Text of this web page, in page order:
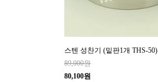
스텐 성찬기 (밑판1개 THS-50)
89,000원
80,100원